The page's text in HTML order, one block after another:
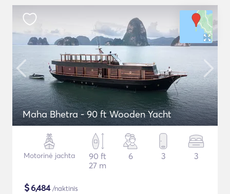
Maha Bhetra - 90 ft Wooden Yacht
Motorinė jachta
90 ft
27 m
6 3 3
$6,484/naktinis